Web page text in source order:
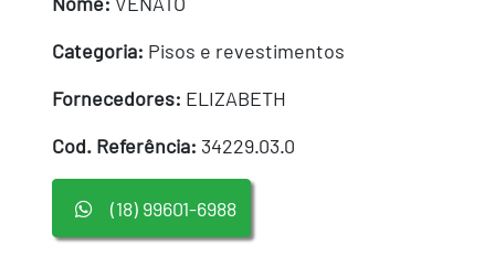
Categoria: Pisos e revestimentos
Fornecedores: ELIZABETH
Cod. Referência: 34229.03.0
(18) 99601-6988